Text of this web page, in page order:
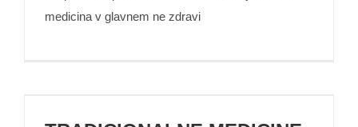
medicina v glavnem ne zdravi